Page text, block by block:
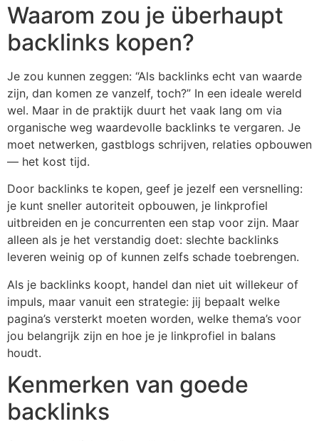
Waarom zou je überhaupt
backlinks kopen?
Je zou kunnen zeggen: “Als backlinks echt van waarde
zijn, dan komen ze vanzelf, toch?” In een ideale wereld
wel. Maar in de praktijk duurt het vaak lang om via
organische weg waardevolle backlinks te vergaren. Je
moet netwerken, gastblogs schrijven, relaties opbouwen
— het kost tijd.
Door backlinks te kopen, geef je jezelf een versnelling:
je kunt sneller autoriteit opbouwen, je linkprofiel
uitbreiden en je concurrenten een stap voor zijn. Maar
alleen als je het verstandig doet: slechte backlinks
leveren weinig op of kunnen zelfs schade toebrengen.
Als je backlinks koopt, handel dan niet uit willekeur of
impuls, maar vanuit een strategie: jij bepaalt welke
pagina’s versterkt moeten worden, welke thema’s voor
jou belangrijk zijn en hoe je je linkprofiel in balans
houdt.
Kenmerken van goede
backlinks